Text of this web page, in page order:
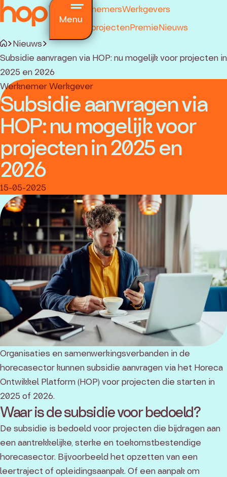
WerknemersWerkgevers
HOP projectenPremieNieuws
Menu
verantwoording
Nieuws
Subsidie aanvragen via HOP: nu mogelijk voor projecten in
2025 en 2026
WerknemerWerkgever
Subsidie aanvragen via
HOP: nu mogelijk voor
projecten in 2025 en
2026
15-05-2025
Organisaties en samenwerkingsverbanden in de
horecasector kunnen subsidie aanvragen via het Horeca
Ontwikkel Platform (HOP) voor projecten die starten in
2025 of 2026.
Waar is de subsidie voor bedoeld?
De subsidie is bedoeld voor projecten die bijdragen aan
een aantrekkelijke, sterke en toekomstbestendige
horecasector. Bijvoorbeeld het opzetten van een
leertraject of opleidingsaanpak. Of een aanpak om